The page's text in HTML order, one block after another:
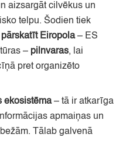
aizsargāt cilvēkus un
telpu. Šodien tiek
pārskatīt Eiropola– ES
– pilnvaras, lai
pret organizēto
ekosistēma– tā ir atkarīga
apmaiņas un
Tālab galvenā